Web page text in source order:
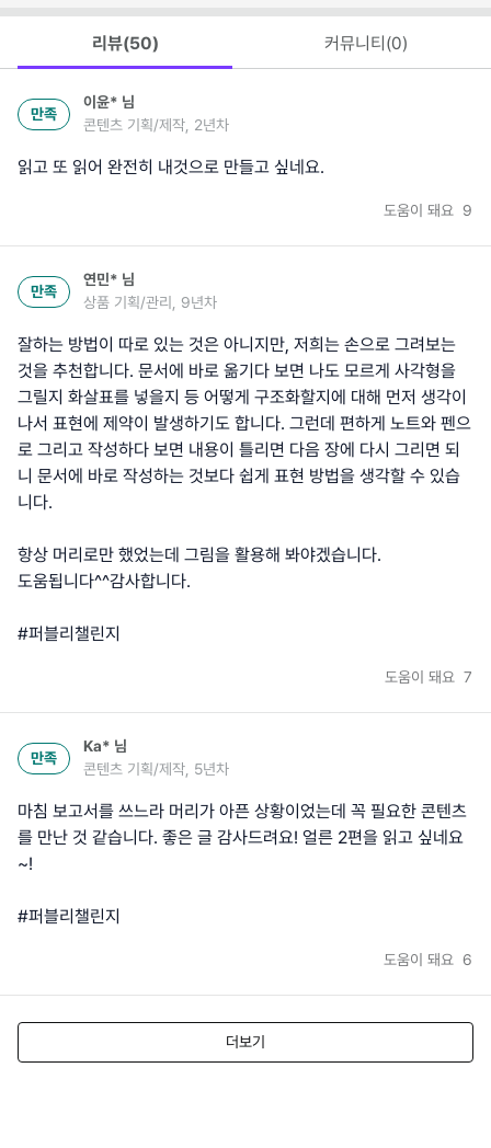
리뷰(50) 커뮤니티(0)
만족
이윤* 님
콘텐츠 기획/제작, 2년차
읽고 또 읽어 완전히 내것으로 만들고 싶네요.
도움이 돼요 9
만족
연민* 님
상품 기획/관리, 9년차
잘하는 방법이 따로 있는 것은 아니지만, 저희는 손으로 그려보는
것을 추천합니다. 문서에 바로 옮기다 보면 나도 모르게 사각형을
그릴지 화살표를 넣을지 등 어떻게 구조화할지에 대해 먼저 생각이
나서 표현에 제약이 발생하기도 합니다. 그런데 편하게 노트와 펜으
로 그리고 작성하다 보면 내용이 틀리면 다음 장에 다시 그리면 되
니 문서에 바로 작성하는 것보다 쉽게 표현 방법을 생각할 수 있습
니다.
항상 머리로만 했었는데 그림을 활용해 봐야겠습니다.
도움됩니다^^감사합니다.
#퍼블리챌린지
도움이 돼요 7
만족
Ka* 님
콘텐츠 기획/제작, 5년차
마침 보고서를 쓰느라 머리가 아픈 상황이었는데 꼭 필요한 콘텐츠
를 만난 것 같습니다. 좋은 글 감사드려요! 얼른 2편을 읽고 싶네요
~!
#퍼블리챌린지
도움이 돼요 6
더보기